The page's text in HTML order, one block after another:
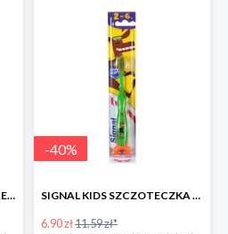
BABY DOVE RICH NAPPY CREAM KREM PRZECIW ODPARZENIOM
-40%
SIGNAL KIDS SZCZOTECZKA DO ZĘBÓW DLA DZIECI
6.90 zł11.59 zł*